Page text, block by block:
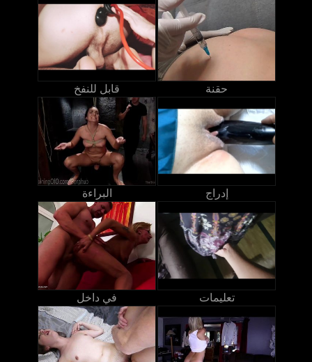
قابل للنفخ حقنة
البراءة إدراج
في داخل تعليمات